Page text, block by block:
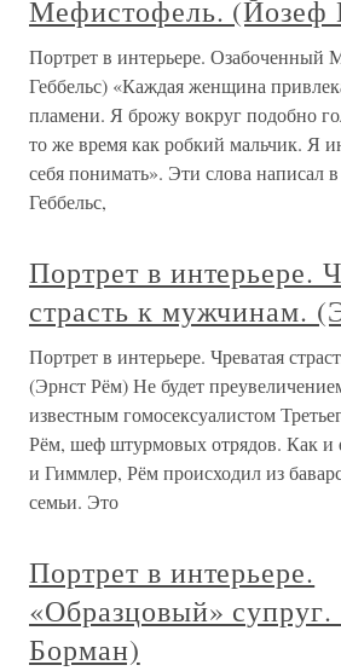
Мефистофель. (Йозеф
Портрет в интерьере. Озабоченный
Геббельс) «Каждая женщина
пламени. Я брожу вокруг подобно
то же время как робкий мальчик. Я
себя понимать». Эти слова написал
Геббельс,
Портрет в интерьере.
страсть к мужчинам.
Портрет в интерьере. Чреватая
(Эрнст Рём) Не будет
известным гомосексуалистом
Рём, шеф штурмовых отрядов. Как и
и Гиммлер, Рём происходил из
семьи. Это
Портрет в интерьере.
«Образцовый»
Борман)